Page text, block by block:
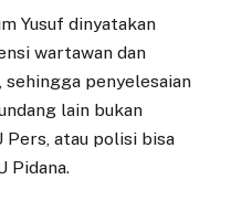
Yusuf dinyatakan
wartawan dan
penyelesaian
lain bukan
Pers, atau polisi bisa
Pidana.